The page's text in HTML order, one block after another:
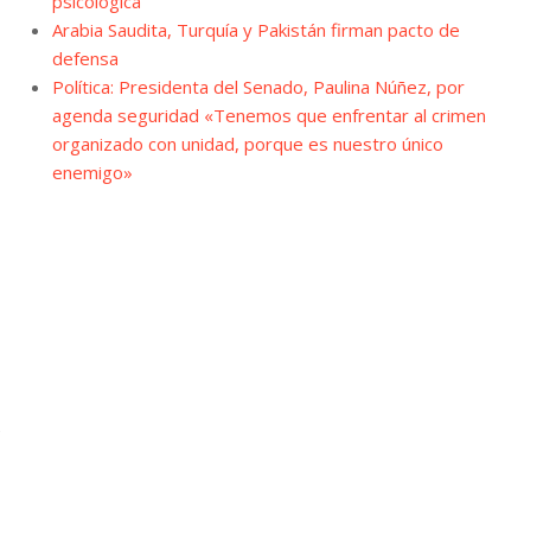
Arabia Saudita, Turquía y Pakistán firman pacto de
defensa
Política: Presidenta del Senado, Paulina Núñez, por
agenda seguridad «Tenemos que enfrentar al crimen
organizado con unidad, porque es nuestro único
enemigo»